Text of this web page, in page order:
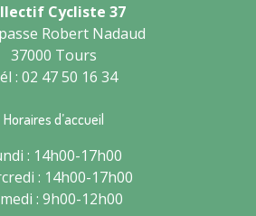
Cycliste 37
Robert Nadaud
37000 Tours
: 02 47 50 16 34
Horaires d’accueil
: 14h00-17h00
: 14h00-17h00
: 9h00-12h00